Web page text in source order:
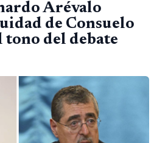
Arévalo
de Consuelo
tono del debate